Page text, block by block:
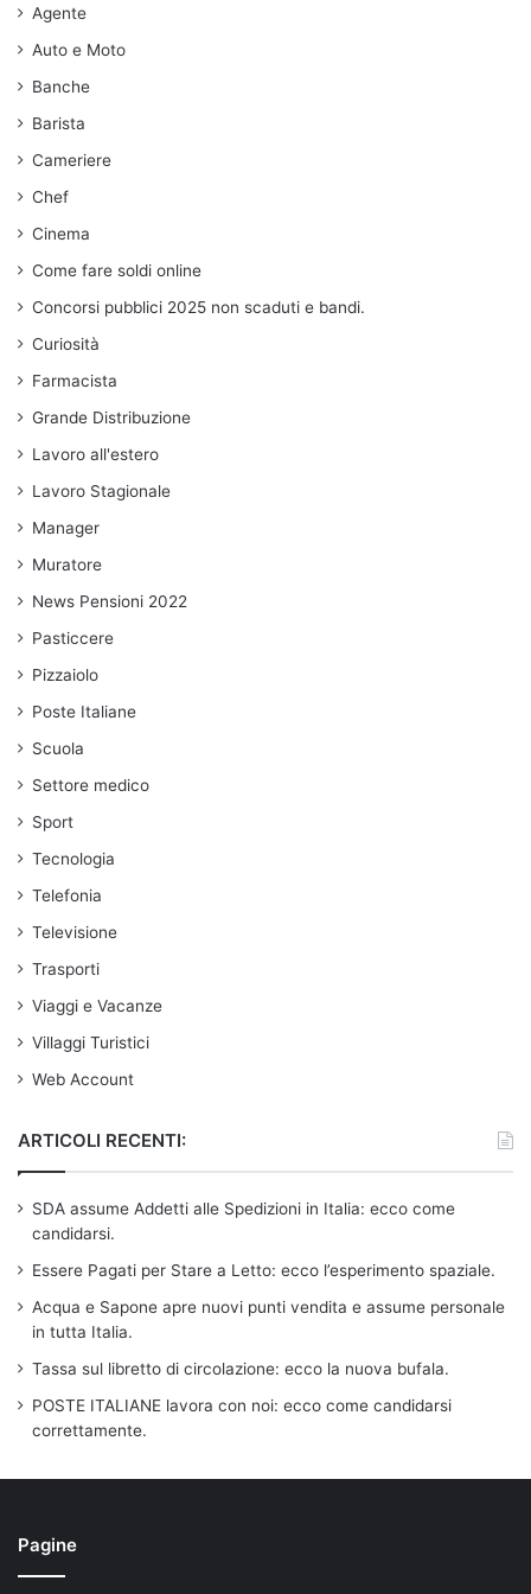
Agente
Auto e Moto
Banche
Barista
Cameriere
Chef
Cinema
Come fare soldi online
Concorsi pubblici 2025 non scaduti e bandi.
Curiosità
Farmacista
Grande Distribuzione
Lavoro all'estero
Lavoro Stagionale
Manager
Muratore
News Pensioni 2022
Pasticcere
Pizzaiolo
Poste Italiane
Scuola
Settore medico
Sport
Tecnologia
Telefonia
Televisione
Trasporti
Viaggi e Vacanze
Villaggi Turistici
Web Account
ARTICOLI RECENTI:
SDA assume Addetti alle Spedizioni in Italia: ecco come
candidarsi.
Essere Pagati per Stare a Letto: ecco l’esperimento spaziale.
Acqua e Sapone apre nuovi punti vendita e assume personale
in tutta Italia.
Tassa sul libretto di circolazione: ecco la nuova bufala.
POSTE ITALIANE lavora con noi: ecco come candidarsi
correttamente.
Pagine